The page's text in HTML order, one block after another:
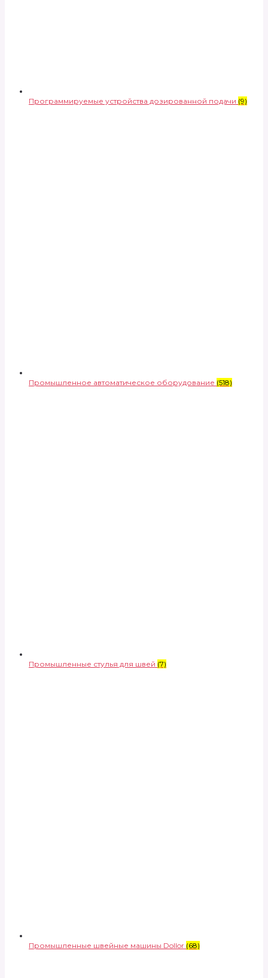
Программируемые устройства дозированной подачи (9)
Промышленное автоматическое оборудование (518)
Промышленные стулья для швей (7)
Промышленные швейные машины Dollor (68)